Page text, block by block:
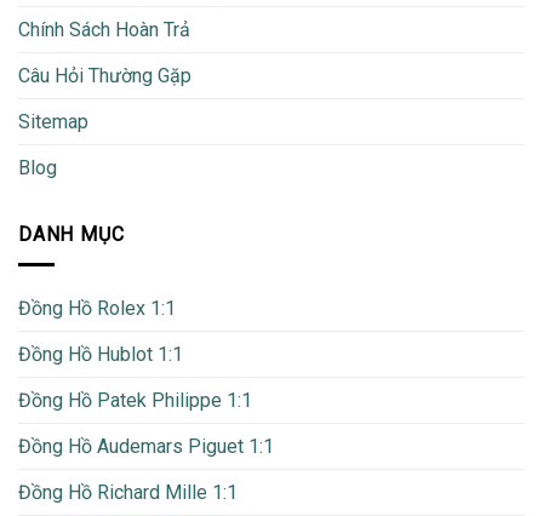
Chính Sách Hoàn Trả
Câu Hỏi Thường Gặp
Sitemap
Blog
DANH MỤC
Đồng Hồ Rolex 1:1
Đồng Hồ Hublot 1:1
Đồng Hồ Patek Philippe 1:1
Đồng Hồ Audemars Piguet 1:1
Đồng Hồ Richard Mille 1:1